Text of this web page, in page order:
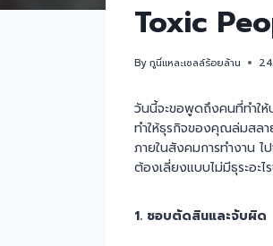
Toxic
Byกูนี่แหละเซลล์ร้อยล้าน
วันนี้จะขอพูดถึงคนที่ทำให้
ทำให้ธุรกิจของคุณล่มสล
ภายในสังคมการทำงาน
ต้องเลี่ยงแบบไม่มีธุระอะ
1. ชอบตัดสินและจับผิด